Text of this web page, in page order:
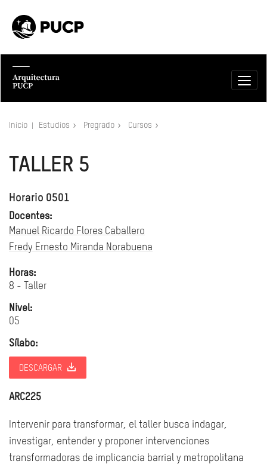
Inicio Estudios Pregrado Cursos
TALLER 5
Horario 0501
Docentes:
Manuel Ricardo Flores Caballero
Fredy Ernesto Miranda Norabuena
Horas:
8 - Taller
Nivel:
05
Sílabo:
DESCARGAR
ARC225
Intervenir para transformar, el taller busca indagar,
investigar, entender y proponer intervenciones
transformadoras de implicancia barrial y metropolitana